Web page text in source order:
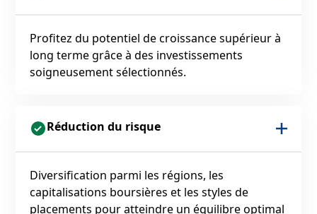
Profitez du potentiel de croissance supérieur à
long terme grâce à des investissements
soigneusement sélectionnés.
Réduction du risque
Diversification parmi les régions, les
capitalisations boursières et les styles de
placements pour atteindre un équilibre optimal